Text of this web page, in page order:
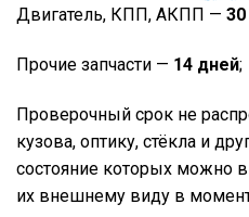
Двигатель, КПП, АКПП —
Прочие запчасти — 14 дней;
Проверочный срок не
кузова, оптику, стёкла и
состояние которых можно
их внешнему виду в